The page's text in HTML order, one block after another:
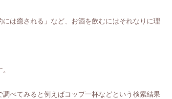
は癒される」など、お酒を飲むにはそれなりに理
べてみると例えばコップ一杯などという検索結果